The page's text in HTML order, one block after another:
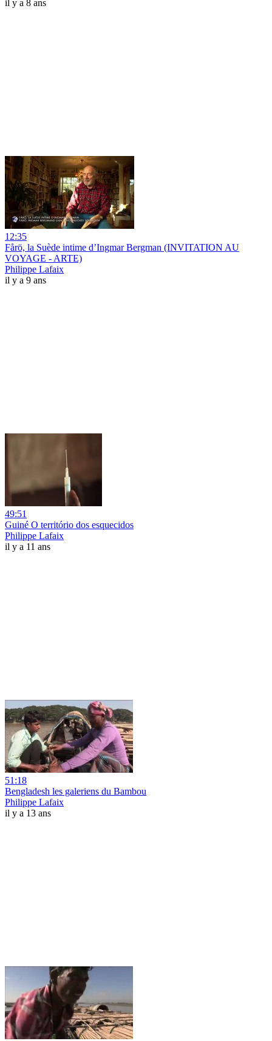
il y a 8 ans
12:35
Fårö, la Suède intime d’Ingmar Bergman (INVITATION AU
VOYAGE - ARTE)
Philippe Lafaix
il y a 9 ans
49:51
Guiné O território dos esquecidos
Philippe Lafaix
il y a 11 ans
51:18
Bengladesh les galeriens du Bambou
Philippe Lafaix
il y a 13 ans